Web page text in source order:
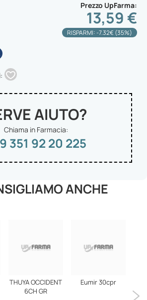
Prezzo UpFarma
13,59 €
RISPARMI: -7.32€ (35%)
AIUTO?
Chiama in Farmacia:
351 92 20 225
ANCHE
THUYA OCCIDENT
6CH GR
Eumir 30cpr